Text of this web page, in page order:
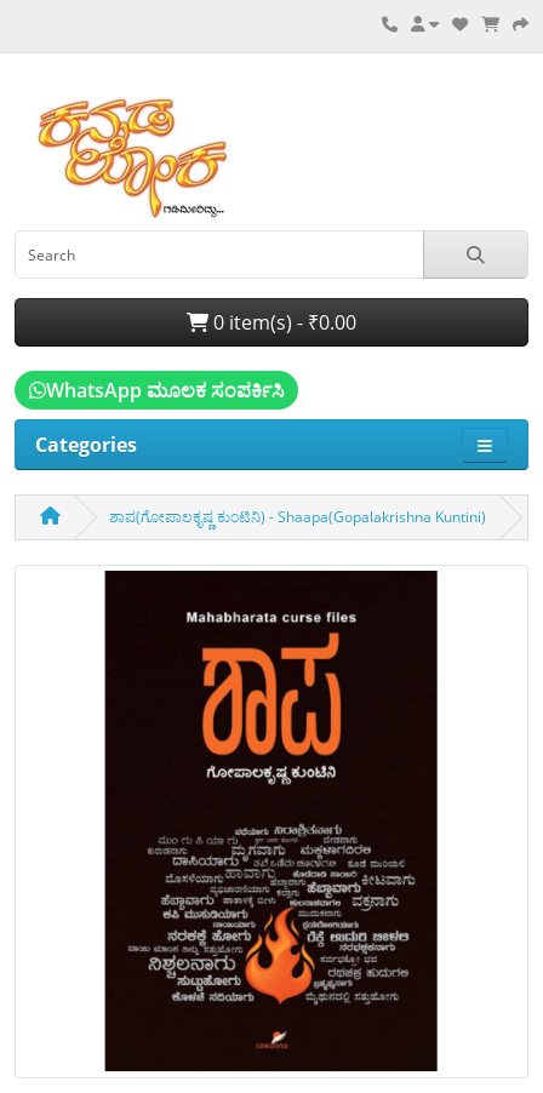
0 item(s) - ₹0.00
WhatsApp ಮೂಲಕ ಸಂಪರ್ಕಿಸಿ
Categories
ಶಾಪ(ಗೋಪಾಲಕೃಷ್ಣ ಕುಂಟಿನಿ) - Shaapa(Gopalakrishna Kuntini)